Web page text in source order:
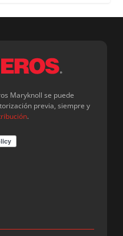
Maryknoll se puede
previa, siempre y
.